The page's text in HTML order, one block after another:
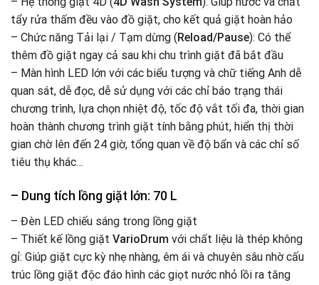
tẩy rửa thấm đều vào đồ giặt, cho kết quả giặt hoàn hảo
– Chức năng Tải lại / Tạm dừng ( Reload/Pause): Có thể
thêm đồ giặt ngay cả sau khi chu trình giặt đã bắt đầu
– Màn hình LED lớn với các biểu tượng và chữ tiếng Anh dễ
quan sát, dễ đọc, dễ sử dụng với các chỉ báo trạng thái
chương trình, lựa chọn nhiệt độ, tốc độ vắt tối đa, thời gian
hoàn thành chương trình giặt tính bằng phút, hiển thị thời
gian chờ lên đến 24 giờ, tổng quan về độ bẩn và các chỉ số
tiêu thụ khác…
– Dung tích lồng giặt lớn: 70 L
– Đèn LED chiếu sáng trong lồng giặt
– Thiết kế lồng giặt VarioDrum với chất liệu là thép không
gỉ: Giúp giặt cực kỳ nhẹ nhàng, êm ái và chuyên sâu nhờ cấu
trúc lồng giặt độc đáo hình các giọt nước nhỏ lồi ra tăng